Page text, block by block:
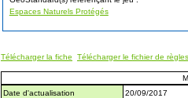
Espaces Naturels Protégés
Télécharger la fiche Télécharger le fichier de règles
Date d'actualisation
20/09/2017